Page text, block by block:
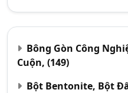
Bông Gòn Công
Cuộn, (149)
Bột Bentonite, Bột